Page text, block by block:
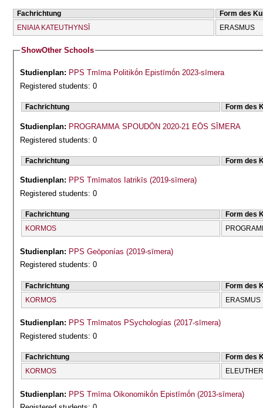
Fachrichtung
Form des
ENIAIA KATEUTHYNSĪ
ERASMUS
ShowOther Schools
Studienplan: PPS Tmīma Politikṓn Epistīmṓn 2023-sīmera
Registered students: 0
Fachrichtung Form des
Studienplan: PROGRAMMA SPOUDŌN 2020-21 EŌS SĪMERA
Registered students: 0
Fachrichtung Form des
Studienplan: PPS Tmīmatos Iatrikīs (2019-sīmera)
Registered students: 0
Fachrichtung
Form des
KORMOS
Studienplan: PPS Geōponías (2019-sīmera)
Registered students: 0
Fachrichtung
Form des
KORMOS
ERASMUS
Studienplan: PPS Tmīmatos PSychologías (2017-sīmera)
Registered students: 0
Fachrichtung
Form des
KORMOS
Studienplan: PPS Tmīma Oikonomikṓn Epistīmṓn (2013-sīmera)